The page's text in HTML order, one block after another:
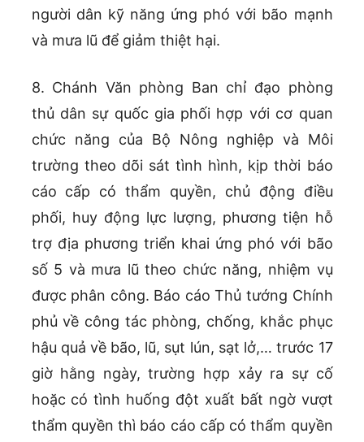
người dân kỹ năng ứng phó với bão mạnh
và mưa lũ để giảm thiệt hại.
8. Chánh Văn phòng Ban chỉ đạo phòng
thủ dân sự quốc gia phối hợp với cơ quan
chức năng của Bộ Nông nghiệp và Môi
trường theo dõi sát tình hình, kịp thời báo
cáo cấp có thẩm quyền, chủ động điều
phối, huy động lực lượng, phương tiện hỗ
trợ địa phương triển khai ứng phó với bão
số 5 và mưa lũ theo chức năng, nhiệm vụ
được phân công. Báo cáo Thủ tướng Chính
phủ về công tác phòng, chống, khắc phục
hậu quả về bão, lũ, sụt lún, sạt lở,… trước 17
giờ hằng ngày, trường hợp xảy ra sự cố
hoặc có tình huống đột xuất bất ngờ vượt
thẩm quyền thì báo cáo cấp có thẩm quyền